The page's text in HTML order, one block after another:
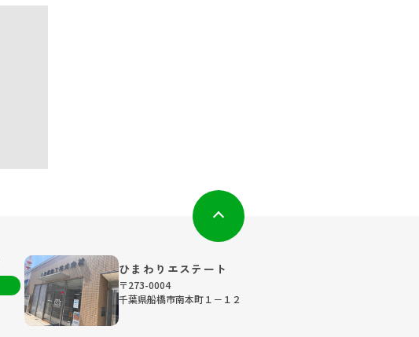
ひまわりエステート
〒273-0004
千葉県船橋市南本町１－１２